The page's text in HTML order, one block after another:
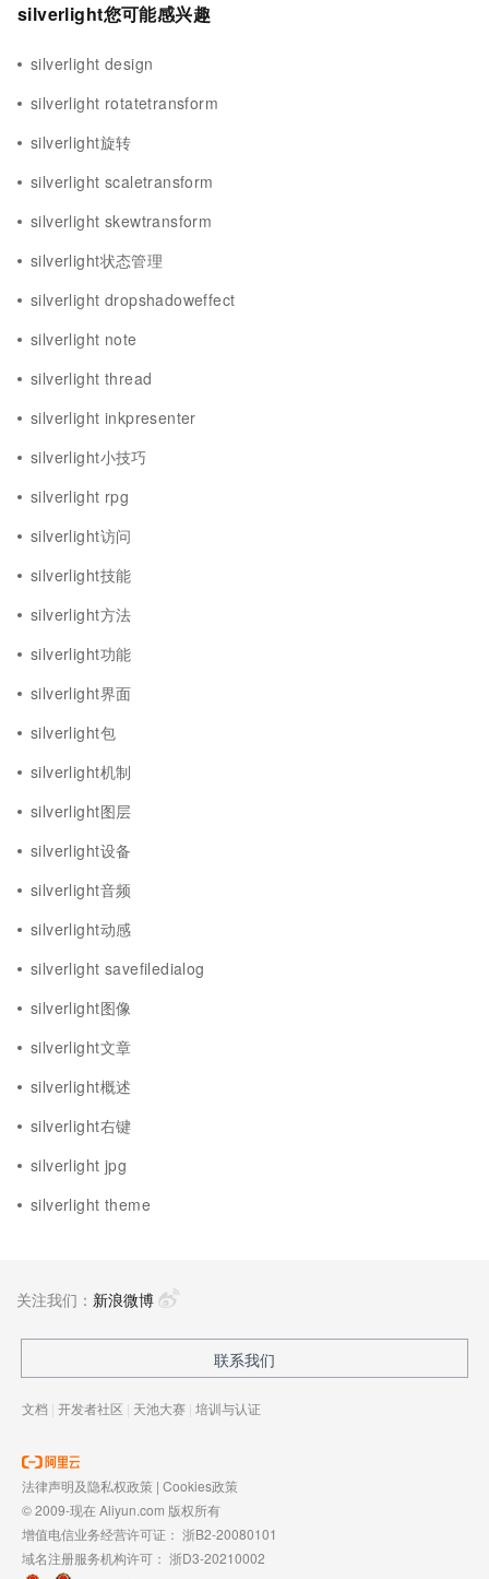
silverlight您可能感兴趣
silverlight design
silverlight rotatetransform
silverlight旋转
silverlight scaletransform
silverlight skewtransform
silverlight状态管理
silverlight dropshadoweffect
silverlight note
silverlight thread
silverlight inkpresenter
silverlight小技巧
silverlight rpg
silverlight访问
silverlight技能
silverlight方法
silverlight功能
silverlight界面
silverlight包
silverlight机制
silverlight图层
silverlight设备
silverlight音频
silverlight动感
silverlight savefiledialog
silverlight图像
silverlight文章
silverlight概述
silverlight右键
silverlight jpg
silverlight theme
关注我们： 新浪微博
联系我们
文档 | 开发者社区 | 天池大赛 | 培训与认证
法律声明及隐私权政策 | Cookies政策
© 2009-现在 Aliyun.com 版权所有
增值电信业务经营许可证： 浙B2-20080101
域名注册服务机构许可： 浙D3-20210002